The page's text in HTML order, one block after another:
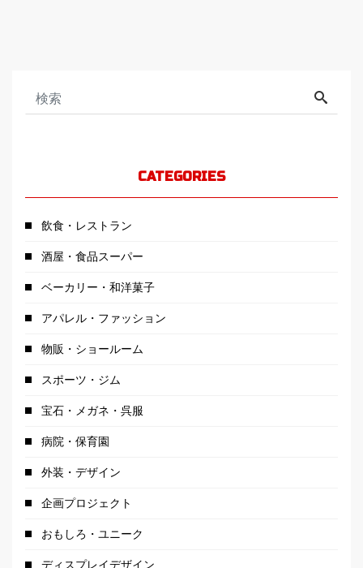
CATEGORIES
飲食・レストラン
酒屋・食品スーパー
ベーカリー・和洋菓子
アパレル・ファッション
物販・ショールーム
スポーツ・ジム
宝石・メガネ・呉服
病院・保育園
外装・デザイン
企画プロジェクト
おもしろ・ユニーク
ディスプレイデザイン